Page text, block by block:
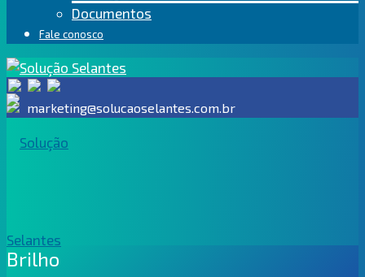
Documentos
Fale conosco
marketing@solucaoselantes.com.br
Brilho